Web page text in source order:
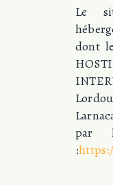
Le
dont
par
: